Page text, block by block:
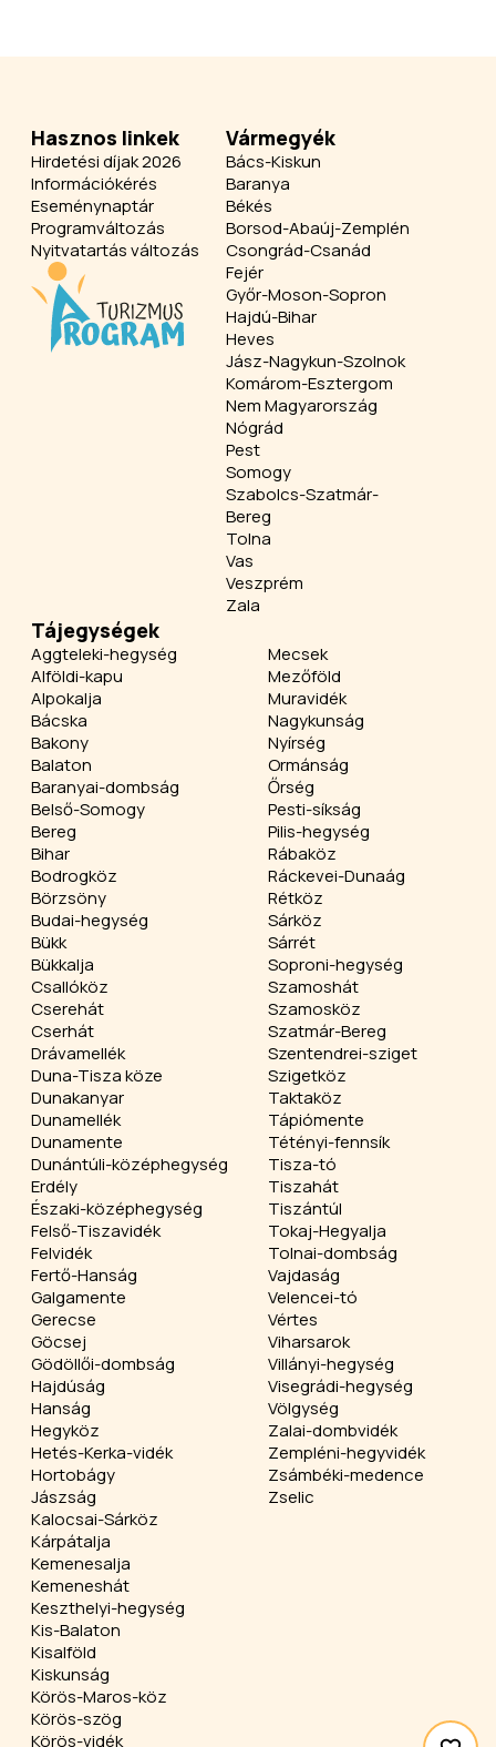
Hasznos linkek
Hirdetési díjak 2026
Információkérés
Eseménynaptár
Programváltozás
Nyitvatartás változás
Vármegyék
Bács-Kiskun
Baranya
Békés
Borsod-Abaúj-Zemplén
Csongrád-Csanád
Fejér
Győr-Moson-Sopron
Hajdú-Bihar
Heves
Jász-Nagykun-Szolnok
Komárom-Esztergom
Nem Magyarország
Nógrád
Pest
Somogy
Szabolcs-Szatmár-
Bereg
Tolna
Vas
Veszprém
Zala
Tájegységek
Aggteleki-hegység
Alföldi-kapu
Alpokalja
Bácska
Bakony
Balaton
Baranyai-dombság
Belső-Somogy
Bereg
Bihar
Bodrogköz
Börzsöny
Budai-hegység
Bükk
Bükkalja
Csallóköz
Cserehát
Cserhát
Drávamellék
Duna-Tisza köze
Dunakanyar
Dunamellék
Dunamente
Dunántúli-középhegység
Erdély
Északi-középhegység
Felső-Tiszavidék
Felvidék
Fertő-Hanság
Galgamente
Gerecse
Göcsej
Gödöllői-dombság
Hajdúság
Hanság
Hegyköz
Hetés-Kerka-vidék
Hortobágy
Jászság
Kalocsai-Sárköz
Kárpátalja
Kemenesalja
Kemeneshát
Keszthelyi-hegység
Kis-Balaton
Kisalföld
Kiskunság
Körös-Maros-köz
Körös-szög
Körös-vidék
Mecsek
Mezőföld
Muravidék
Nagykunság
Nyírség
Ormánság
Őrség
Pesti-síkság
Pilis-hegység
Rábaköz
Ráckevei-Dunaág
Rétköz
Sárköz
Sárrét
Soproni-hegység
Szamoshát
Szamosköz
Szatmár-Bereg
Szentendrei-sziget
Szigetköz
Taktaköz
Tápiómente
Tétényi-fennsík
Tisza-tó
Tiszahát
Tiszántúl
Tokaj-Hegyalja
Tolnai-dombság
Vajdaság
Velencei-tó
Vértes
Viharsarok
Villányi-hegység
Visegrádi-hegység
Völgység
Zalai-dombvidék
Zempléni-hegyvidék
Zsámbéki-medence
Zselic